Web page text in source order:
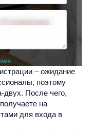
– ожидание
поэтому
двух. После чего,
на
для входа в